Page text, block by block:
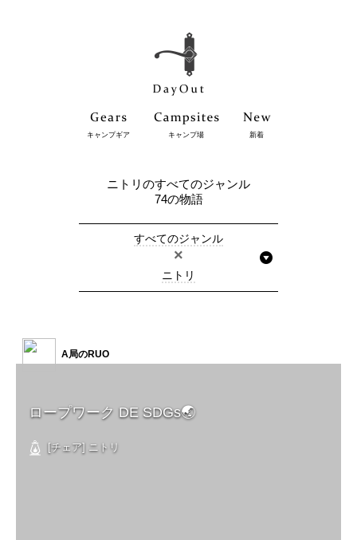
キャンプギア キャンプ場 新着
ニトリのすべてのジャンル
74の物語
すべてのジャンル
×
ニトリ
ロープワーク DE SDGs🌏
[チェア] ニトリ
A局のRUO